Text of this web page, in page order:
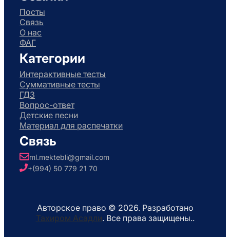
Посты
Связь
О нас
ФАГ
Категории
Интерактивные тесты
Суммативные тесты
ГДЗ
Вопрос-ответ
Детские песни
Материал для распечатки
Связь
ml.mektebli@gmail.com
+(994) 50 779 21 70
Авторское право © 2026. Разработано
Тахиром Асадли. Все права защищены..